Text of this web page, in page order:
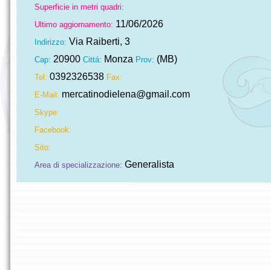
Superficie in metri quadri:
Ultimo aggiornamento: 11/06/2026
Indirizzo: Via Raiberti, 3
Cap: 20900 Cittá: Monza Prov: (MB)
Tel: 0392326538 Fax:
E-Mail: mercatinodielena@gmail.com
Skype:
Facebook:
Sito:
Area di specializzazione: Generalista